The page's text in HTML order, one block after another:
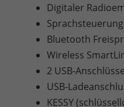
Digitaler
Sprachsteuerung
Bluetooth
Wireless
2 USB-
USB-
KESSY